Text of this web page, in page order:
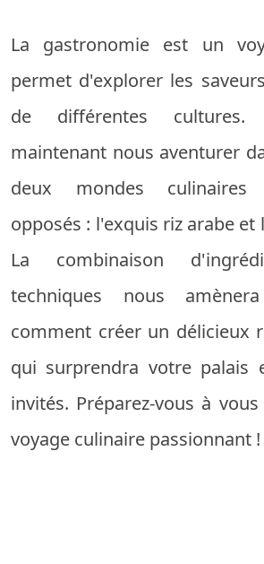
La gastronomie est un
permet d'explorer les
de différentes cultures.
maintenant nous aventurer
deux mondes culinaires
opposés : l'exquis riz arabe et
La combinaison
techniques nous
comment créer un délicieux
qui surprendra votre palais
invités. Préparez-vous à
voyage culinaire passionnant !